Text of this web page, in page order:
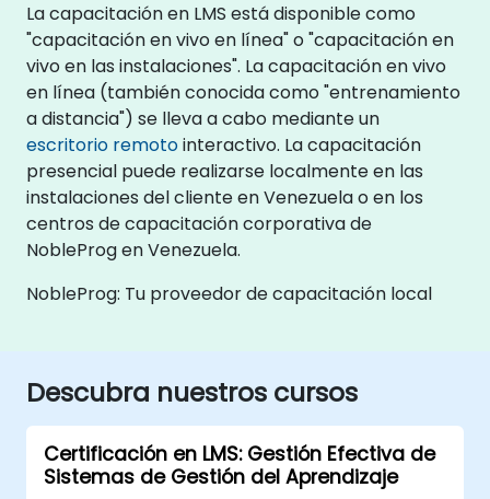
La capacitación en LMS está disponible como
"capacitación en vivo en línea" o "capacitación en
vivo en las instalaciones". La capacitación en vivo
en línea (también conocida como "entrenamiento
a distancia") se lleva a cabo mediante un
escritorio remotointeractivo. La capacitación
presencial puede realizarse localmente en las
instalaciones del cliente en Venezuela o en los
centros de capacitación corporativa de
NobleProg en Venezuela.
NobleProg: Tu proveedor de capacitación local
Descubra nuestros cursos
Certificación en LMS: Gestión Efectiva de
Sistemas de Gestión del Aprendizaje